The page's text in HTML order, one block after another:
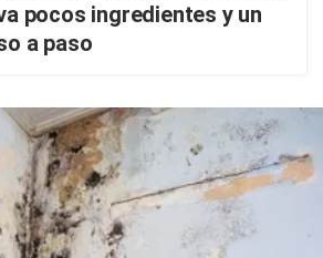
pocos ingredientes y un
a paso